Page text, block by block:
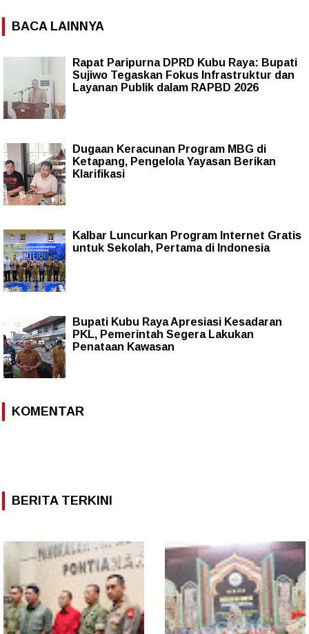
BACA LAINNYA
Rapat Paripurna DPRD Kubu Raya: Bupati
Sujiwo Tegaskan Fokus Infrastruktur dan
Layanan Publik dalam RAPBD 2026
Dugaan Keracunan Program MBG di
Ketapang, Pengelola Yayasan Berikan
Klarifikasi
Kalbar Luncurkan Program Internet Gratis
untuk Sekolah, Pertama di Indonesia
Bupati Kubu Raya Apresiasi Kesadaran
PKL, Pemerintah Segera Lakukan
Penataan Kawasan
KOMENTAR
BERITA TERKINI